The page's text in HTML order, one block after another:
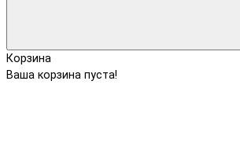
Корзина
Ваша корзина пуста!